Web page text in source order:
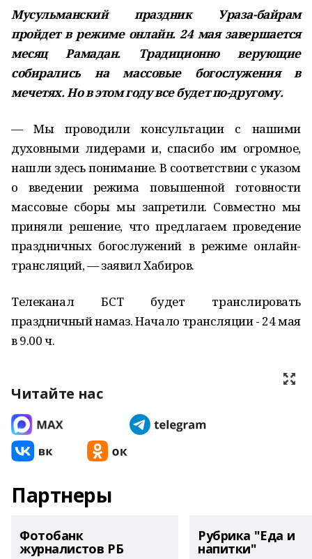
Мусульманский праздник Ураза-байрам
пройдет в режиме онлайн. 24 мая завершается
месяц Рамадан. Традиционно верующие
собирались на массовые богослужения в
мечетях. Но в этом году все будет по-другому.
— Мы проводили консультации с нашими
духовными лидерами и, спасибо им огромное,
нашли здесь понимание. В соответствии с указом
о введении режима повышенной готовности
массовые сборы мы запретили. Совместно мы
приняли решение, что предлагаем проведение
праздничных богослужений в режиме онлайн-
трансляций, — заявил Хабиров.
Телеканал БСТ будет транслировать
праздничный намаз. Начало трансляции - 24 мая
в 9.00 ч.
Читайте нас
Партнеры
Фотобанк
журналистов РБ
Рубрика "Еда и
напитки"